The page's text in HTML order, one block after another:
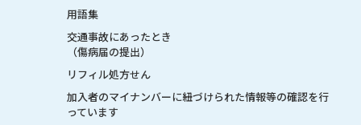
用語集
交通事故にあったとき
（傷病届の提出）
リフィル処方せん
加入者のマイナンバーに紐づけられた情報等の確認を行
っています